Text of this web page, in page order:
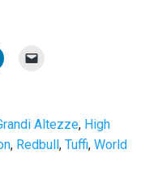
Altezze, High
, Redbull, Tuffi, World